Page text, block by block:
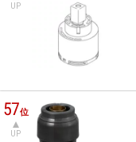
UP
57位
UP